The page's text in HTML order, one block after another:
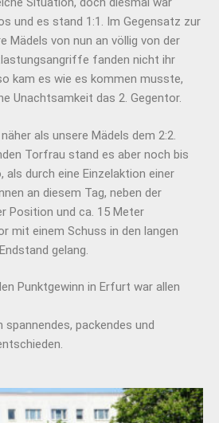
und es stand 1:1. Im Gegensatz zur
Mädels von nun an völlig von der
fanden nicht ihr
kam es wie es kommen musste,
Unachtsamkeit das 2. Gegentor.
als unsere Mädels dem 2:2.
Torfrau stand es aber noch bis
durch eine Einzelaktion einer
an diesem Tag, neben der
Position und ca. 15 Meter
mit einem Schuss in den langen
gelang.
Punktgewinn in Erfurt war allen
packendes und